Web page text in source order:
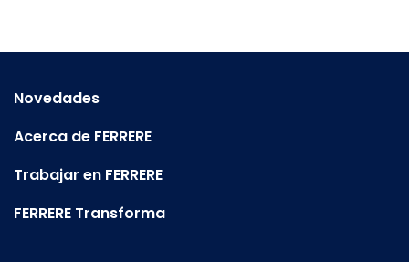
Novedades
Acerca de FERRERE
Trabajar en FERRERE
FERRERE Transforma